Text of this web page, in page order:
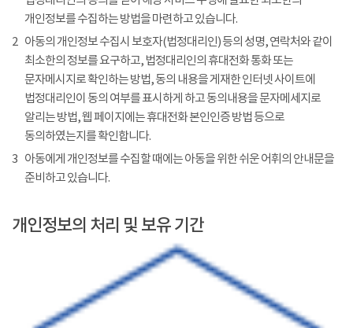
개인정보를 수집하는 방법을 마련하고 있습니다.
2 아동의 개인정보 수집시 보호자(법정대리인) 등의 성명, 연락처와 같이
최소한의 정보를 요구하고, 법정대리인의 휴대전화 통화 또는
문자메시지로 확인하는 방법, 동의 내용을 게재한 인터넷 사이트에
법정대리인이 동의 여부를 표시하게 하고 동의내용을 문자메세지로
알리는 방법, 웹 페이지에는 휴대전화 본인인증 방법 등으로
동의하였는지를 확인합니다.
3 아동에게 개인정보를 수집할 때에는 아동을 위한 쉬운 어휘의 안내문을
준비하고 있습니다.
개인정보의 처리 및 보유 기간